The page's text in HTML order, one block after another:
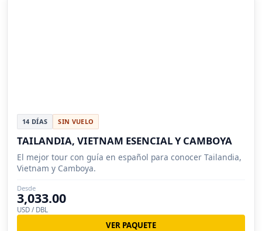
14 DÍAS SIN VUELO
TAILANDIA, VIETNAM ESENCIAL Y CAMBOYA
El mejor tour con guía en español para conocer Tailandia,
Vietnam y Camboya.
Desde
3,033.00
USD / DBL
VER PAQUETE